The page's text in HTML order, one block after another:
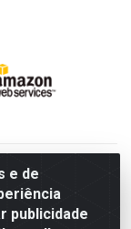
e de
publicidade
101 Sul, nº3700
0001-95
PB e RN.